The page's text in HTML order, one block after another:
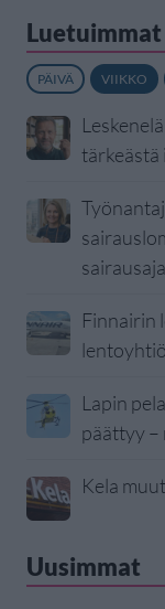
Luetuimmat
PÄIVÄ VIIKKO
tärkeästä
Finnairin
Lapin
päättyy
Kela
Uusimmat